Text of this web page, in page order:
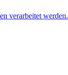
verarbeitet werden.